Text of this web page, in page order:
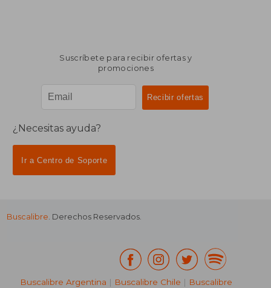
₡ 8.844
Suscríbete para recibir ofertas y
promociones
¿Necesitas ayuda?
Ir a Centro de Soporte
Buscalibre. Derechos Reservados.
Buscalibre Argentina | Buscalibre Chile | Buscalibre